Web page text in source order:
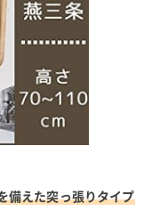
備えた突っ張りタイプ